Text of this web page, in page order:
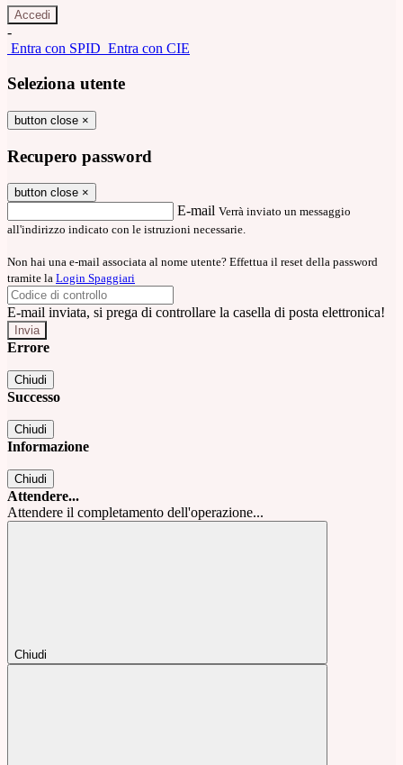
-
Entra con SPID Entra con CIE
Seleziona utente
button close ×
Recupero password
button close ×
E-mail Verrà inviato un messaggio
all'indirizzo indicato con le istruzioni necessarie.
Non hai una e-mail associata al nome utente? Effettua il reset della password
tramite la Login Spaggiari
E-mail inviata, si prega di controllare la casella di posta elettronica!
Errore
Chiudi
Successo
Chiudi
Informazione
Chiudi
Attendere...
Attendere il completamento dell'operazione...
Chiudi